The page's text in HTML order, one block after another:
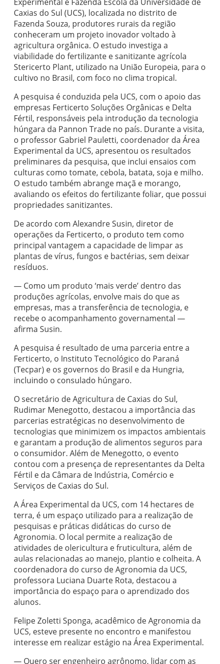
Caxias do Sul (UCS), localizada no distrito de
Fazenda Souza, produtores rurais da região
conheceram um projeto inovador voltado à
agricultura orgânica. O estudo investiga a
viabilidade do fertilizante e sanitizante agrícola
Stericerto Plant, utilizado na União Europeia, para o
cultivo no Brasil, com foco no clima tropical.
A pesquisa é conduzida pela UCS, com o apoio das
empresas Ferticerto Soluções Orgânicas e Delta
Fértil, responsáveis pela introdução da tecnologia
húngara da Pannon Trade no país. Durante a visita,
o professor Gabriel Pauletti, coordenador da Área
Experimental da UCS, apresentou os resultados
preliminares da pesquisa, que inclui ensaios com
culturas como tomate, cebola, batata, soja e milho.
O estudo também abrange maçã e morango,
avaliando os efeitos do fertilizante foliar, que possui
propriedades sanitizantes.
De acordo com Alexandre Susin, diretor de
operações da Ferticerto, o produto tem como
principal vantagem a capacidade de limpar as
plantas de vírus, fungos e bactérias, sem deixar
resíduos.
— Como um produto ‘mais verde’ dentro das
produções agrícolas, envolve mais do que as
empresas, mas a transferência de tecnologia, e
recebe o acompanhamento governamental —
afirma Susin.
A pesquisa é resultado de uma parceria entre a
Ferticerto, o Instituto Tecnológico do Paraná
(Tecpar) e os governos do Brasil e da Hungria,
incluindo o consulado húngaro.
O secretário de Agricultura de Caxias do Sul,
Rudimar Menegotto, destacou a importância das
parcerias estratégicas no desenvolvimento de
tecnologias que minimizem os impactos ambientais
e garantam a produção de alimentos seguros para
o consumidor. Além de Menegotto, o evento
contou com a presença de representantes da Delta
Fértil e da Câmara de Indústria, Comércio e
Serviços de Caxias do Sul.
A Área Experimental da UCS, com 14 hectares de
terra, é um espaço utilizado para a realização de
pesquisas e práticas didáticas do curso de
Agronomia. O local permite a realização de
atividades de olericultura e fruticultura, além de
aulas relacionadas ao manejo, plantio e colheita. A
coordenadora do curso de Agronomia da UCS,
professora Luciana Duarte Rota, destacou a
importância do espaço para o aprendizado dos
alunos.
Felipe Zoletti Sponga, acadêmico de Agronomia da
UCS, esteve presente no encontro e manifestou
interesse em realizar estágio na Área Experimental.
— Quero ser engenheiro agrônomo, lidar com as